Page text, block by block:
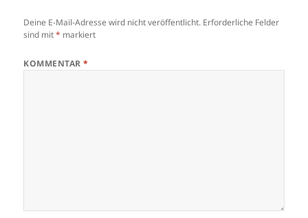
Deine E-Mail-Adresse wird nicht veröffentlicht. Erforderliche Felder
sind mit* markiert
KOMMENTAR*